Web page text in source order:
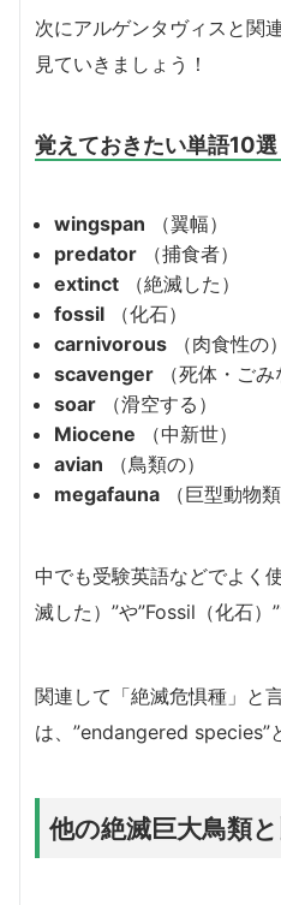
次にアルゲンタヴィスと関
見ていきましょう！
覚えておきたい単語10選
wingspan （翼幅）
predator （捕食者）
extinct （絶滅した）
fossil （化石）
carnivorous （肉食性の）
scavenger （死体・ごみ
soar （滑空する）
Miocene （中新世）
avian （鳥類の）
megafauna （巨型動物類
中でも受験英語などでよく
滅した）”や”Fossil（化石）”
関連して「絶滅危惧種」と
は、”endangered species”
他の絶滅巨大鳥類